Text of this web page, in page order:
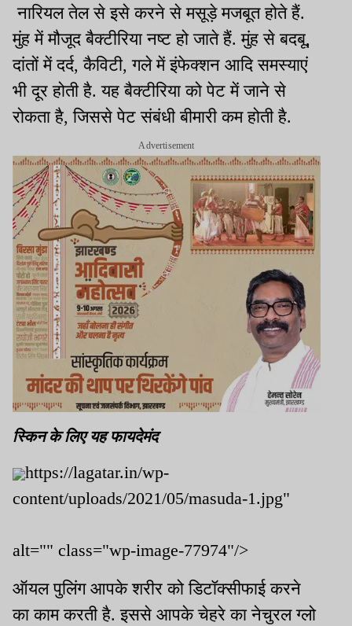
नारियल तेल से इसे करने से मसूड़े मजबूत होते हैं.
मुंह में मौजूद बैक्टीरिया नष्ट हो जाते हैं. मुंह से बदबू,
दांतों में दर्द, कैविटी, गले में इंफेक्शन आदि समस्याएं
भी दूर होती है. यह बैक्टीरिया को पेट में जाने से
रोकता है, जिससे पेट संबंधी बीमारी कम होती है.
Advertisement
स्किन के लिए यह फायदेमंद
https://lagatar.in/wp-
content/uploads/2021/05/masuda-1.jpg"
alt="" class="wp-image-77974"/>
ऑयल पुलिंग आपके शरीर को डिटॉक्सीफाई करने
का काम करती है. इससे आपके चेहरे का नेचुरल ग्लो